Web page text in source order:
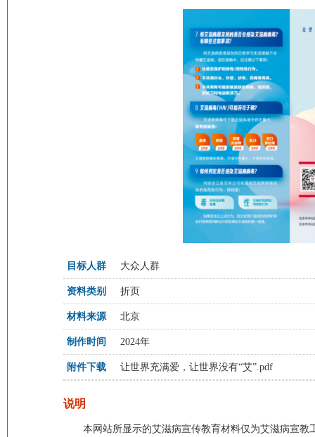
目标人群 大众人群
资料类别 折页
材料来源 北京
制作时间 2024年
附件下载 让世界充满爱，让世界没有“艾”.pdf
说明
本网站所显示的艾滋病宣传教育材料仅为艾滋病宣